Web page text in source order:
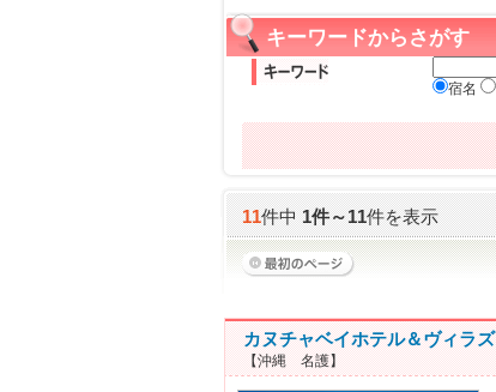
キーワードからさがす
宿名
11件中1件～11件を表示
カヌチャベイホテル＆ヴィラズ
【沖縄 名護】